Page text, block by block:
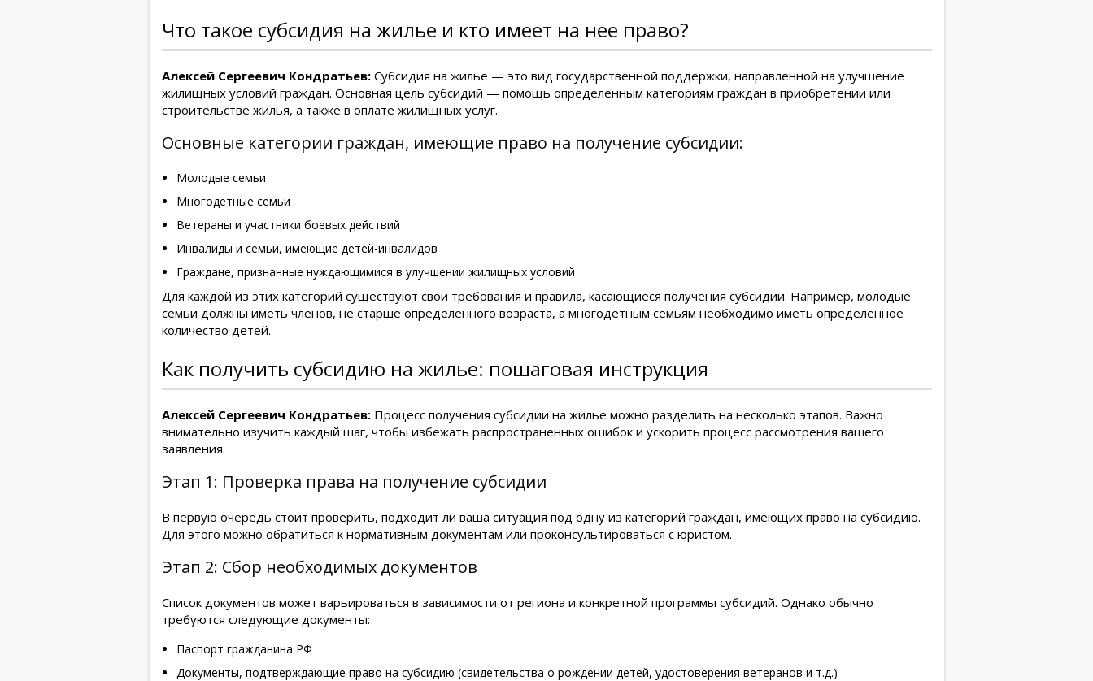
Что такое субсидия на жилье и кто имеет на нее право?
Алексей Сергеевич Кондратьев:Субсидия на жилье — это вид государственной поддержки, направленной на улучшение
жилищных условий граждан. Основная цель субсидий — помощь определенным категориям граждан в приобретении или
строительстве жилья, а также в оплате жилищных услуг.
Основные категории граждан, имеющие право на получение субсидии:
Молодые семьи
Многодетные семьи
Ветераны и участники боевых действий
Инвалиды и семьи, имеющие детей-инвалидов
Граждане, признанные нуждающимися в улучшении жилищных условий
Для каждой из этих категорий существуют свои требования и правила, касающиеся получения субсидии. Например, молодые
семьи должны иметь членов, не старше определенного возраста, а многодетным семьям необходимо иметь определенное
количество детей.
Как получить субсидию на жилье: пошаговая инструкция
Алексей Сергеевич Кондратьев:Процесс получения субсидии на жилье можно разделить на несколько этапов. Важно
внимательно изучить каждый шаг, чтобы избежать распространенных ошибок и ускорить процесс рассмотрения вашего
заявления.
Этап 1: Проверка права на получение субсидии
В первую очередь стоит проверить, подходит ли ваша ситуация под одну из категорий граждан, имеющих право на субсидию.
Для этого можно обратиться к нормативным документам или проконсультироваться с юристом.
Этап 2: Сбор необходимых документов
Список документов может варьироваться в зависимости от региона и конкретной программы субсидий. Однако обычно
требуются следующие документы:
Паспорт гражданина РФ
Документы, подтверждающие право на субсидию (свидетельства о рождении детей, удостоверения ветеранов и т.д.)